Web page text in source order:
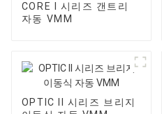
CORE I 시리즈 갠트리
자동 VMM
OPTIC II 시리즈 브리지